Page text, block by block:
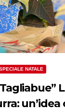
NATALE